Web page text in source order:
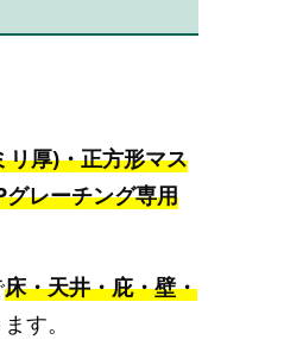
リ厚)・正方形マス
レーチング専用
床・天井・庇・壁・
す。